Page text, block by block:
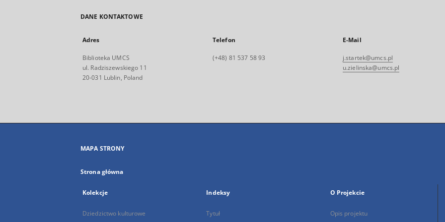
DANE KONTAKTOWE
Adres
Biblioteka UMCS
ul. Radziszewskiego 11
20-031 Lublin, Poland
Telefon
(+48) 81 537 58 93
E-Mail
j.startek@umcs.pl
u.zielinska@umcs.pl
MAPA STRONY
Strona główna
Kolekcje
Dziedzictwo kulturowe
Indeksy
Tytuł
O Projekcie
Opis projektu